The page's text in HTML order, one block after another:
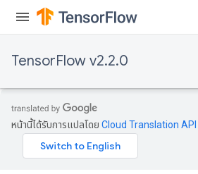
TensorFlow v2.2.0
หน้านี้ได้รับการแปลโดย Cloud Translation API